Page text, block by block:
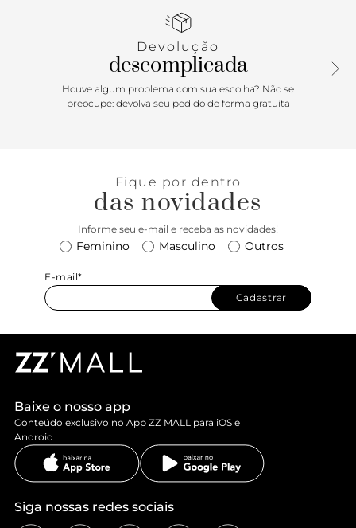
Devolução
descomplicada
Houve algum problema com sua escolha? Não se
preocupe: devolva seu pedido de forma gratuita
Fique por dentro
das novidades
Informe seu e-mail e receba as novidades!
Feminino Masculino Outros
E-mail*
Cadastrar
Baixe o nosso app
Conteúdo exclusivo no App ZZ MALL para iOS e
Android
Siga nossas redes sociais